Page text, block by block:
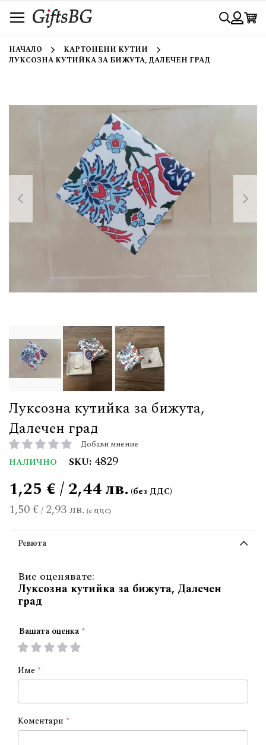
към
съдържанието
Търси
НАЧАЛО
КАРТОНЕНИ КУТИИ
ЛУКСОЗНА КУТИЙКА ЗА БИЖУТА, ДАЛЕЧЕН ГРАД
Луксозна кутийка за бижута,
Далечен град
рейтинг: Добави мнение
НАЛИЧНО SKU 4829
1,50 €/ 2,93 лв.
1,25 € / 2,44 лв.
Ревюта
Вие оценявате:
Луксозна кутийка за бижута, Далечен
град
Вашата оценка
1
2
3
4
Име
Коментари